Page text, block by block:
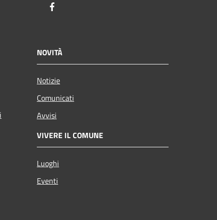
NOVITÀ
Notizie
Comunicati
Avvisi
VIVERE IL COMUNE
Luoghi
Eventi